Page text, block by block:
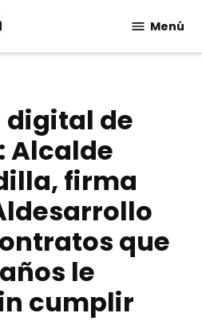
Menú
digital de
Alcalde
firma
que
le
cumplir